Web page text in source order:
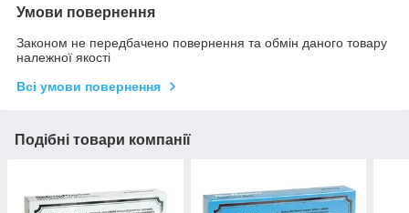
Умови повернення
Законом не передбачено повернення та обмін даного товару
належної якості
Всі умови повернення
Подібні товари компанії